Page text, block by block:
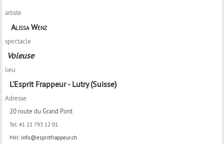
artiste
Alissa Wenz
spectacle
Voleuse
lieu
L'Esprit Frappeur - Lutry (Suisse)
Adresse
20 route du Grand Pont
Tel: 41 21 793 12 01
Mél: info@espritfrappeur.ch